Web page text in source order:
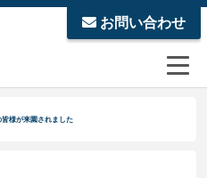
お問い合わせ
様が来園されました